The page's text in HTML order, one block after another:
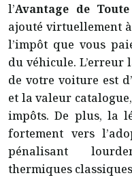
l’Avantage de
ajouté virtuellement
l’impôt que vous
du véhicule.
de votre voiture est
et la valeur
impôts. De plus, la
fortement vers
pénalisant
thermiques